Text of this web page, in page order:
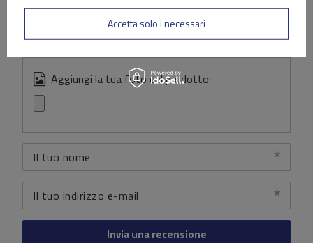
Aggiungi la tua foto del prodotto:
Il tuo nome
Il tuo indirizzo e-mail
Invia una recensione
Accetta solo i necessari